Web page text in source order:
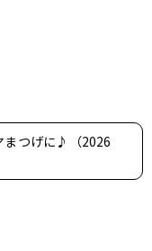
まつげに♪（2026